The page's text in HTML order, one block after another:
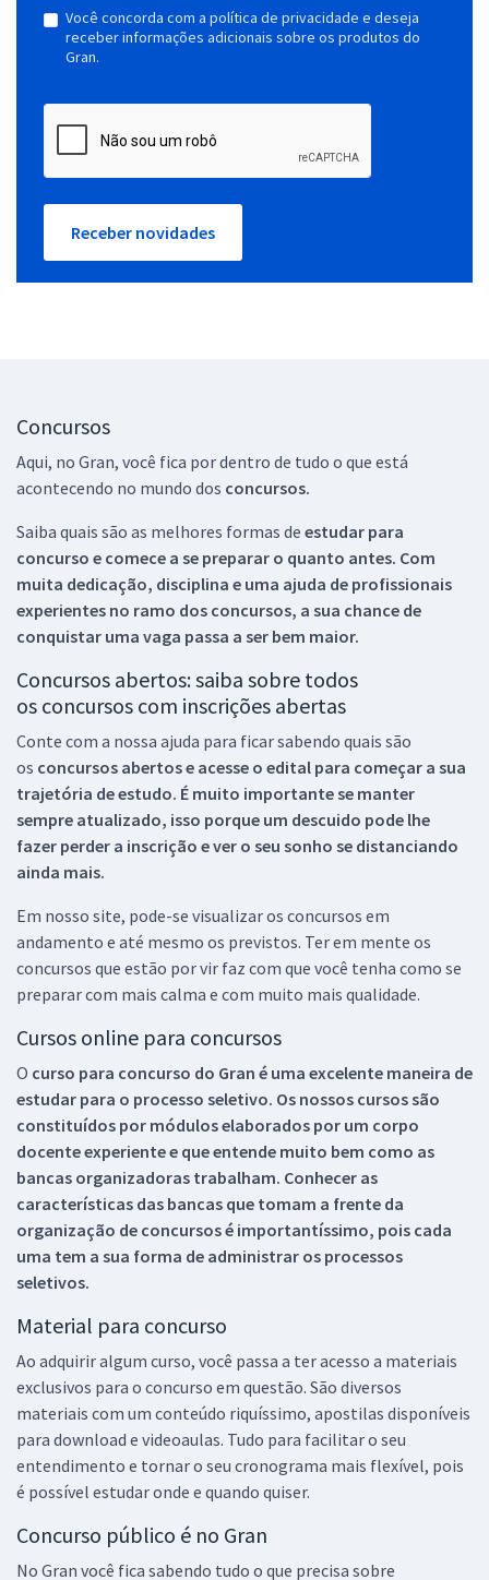
Você concorda com a política de privacidade e deseja
receber informações adicionais sobre os produtos do
Gran.
Receber novidades
Concursos
Aqui, no Gran, você fica por dentro de tudo o que está
acontecendo no mundo dos concursos.
Saiba quais são as melhores formas de estudar para
concurso e comece a se preparar o quanto antes. Com
muita dedicação, disciplina e uma ajuda de profissionais
experientes no ramo dos concursos, a sua chance de
conquistar uma vaga passa a ser bem maior.
Concursos abertos: saiba sobre todos
os concursos com inscrições abertas
Conte com a nossa ajuda para ficar sabendo quais são
os concursos abertos e acesse o edital para começar a sua
trajetória de estudo. É muito importante se manter
sempre atualizado, isso porque um descuido pode lhe
fazer perder a inscrição e ver o seu sonho se distanciando
ainda mais.
Em nosso site, pode-se visualizar os concursos em
andamento e até mesmo os previstos. Ter em mente os
concursos que estão por vir faz com que você tenha como se
preparar com mais calma e com muito mais qualidade.
Cursos online para concursos
O curso para concurso do Gran é uma excelente maneira de
estudar para o processo seletivo. Os nossos cursos são
constituídos por módulos elaborados por um corpo
docente experiente e que entende muito bem como as
bancas organizadoras trabalham. Conhecer as
características das bancas que tomam a frente da
organização de concursos é importantíssimo, pois cada
uma tem a sua forma de administrar os processos
seletivos.
Material para concurso
Ao adquirir algum curso, você passa a ter acesso a materiais
exclusivos para o concurso em questão. São diversos
materiais com um conteúdo riquíssimo, apostilas disponíveis
para download e videoaulas. Tudo para facilitar o seu
entendimento e tornar o seu cronograma mais flexível, pois
é possível estudar onde e quando quiser.
Concurso público é no Gran
No Gran você fica sabendo tudo o que precisa sobre